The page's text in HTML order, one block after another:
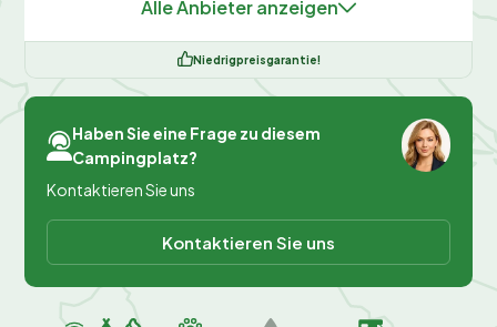
Alle Anbieter anzeigen
Niedrigpreisgarantie!
Haben Sie eine Frage zu diesem
Campingplatz?
Kontaktieren Sie uns
Kontaktieren Sie uns